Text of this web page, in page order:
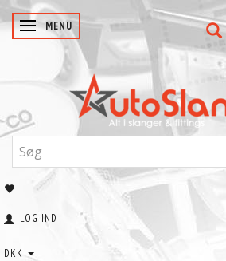
SKIFTE NAVIGATION
MENU
LOG IND
DKK